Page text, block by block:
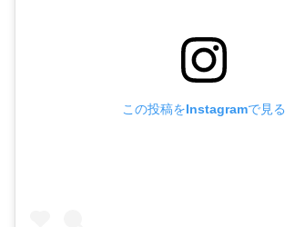
この投稿をInstagramで見る